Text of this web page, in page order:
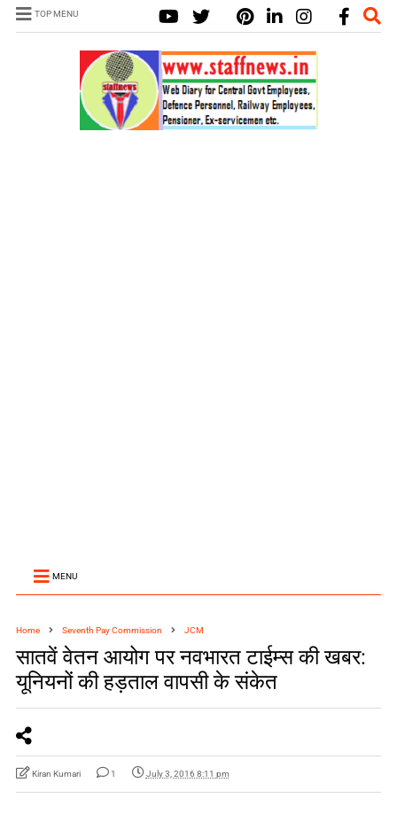
TOP MENU
MENU
Home Seventh Pay Commission JCM
सातवें वेतन आयोग पर नवभारत टाईम्स की खबर:
यूनियनों की हड़ताल वापसी के संकेत
Kiran Kumari 1 July 3, 2016 8:11 pm